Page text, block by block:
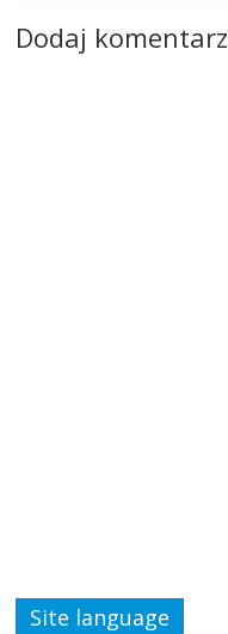
Dodaj komentarz
Site language